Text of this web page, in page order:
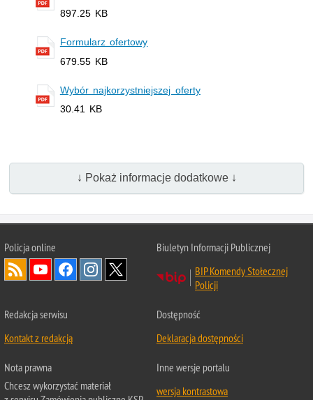
897.25 KB
Formularz ofertowy
679.55 KB
Wybór najkorzystniejszej oferty
30.41 KB
↓ Pokaż informacje dodatkowe ↓
Policja online
Biuletyn Informacji Publicznej
BIP Komendy Stołecznej
Policji
Redakcja serwisu
Kontakt z redakcją
Dostępność
Deklaracja dostępności
Nota prawna
Chcesz wykorzystać materiał
Inne wersje portalu
wersja kontrastowa